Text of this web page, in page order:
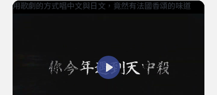
Play
用歌劇的方式唱中文與日文，竟然有法國香頌的味道